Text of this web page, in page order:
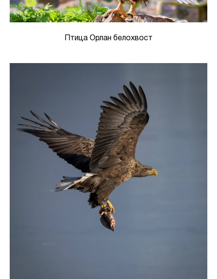
Птица Орлан белохвост